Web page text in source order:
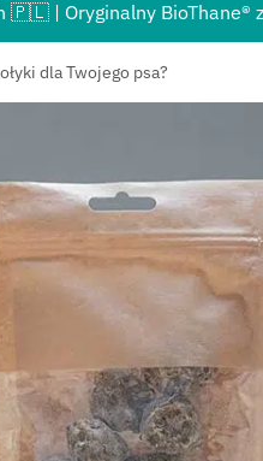
🇵🇱 | Oryginalny BioThane®
dla Twojego psa?